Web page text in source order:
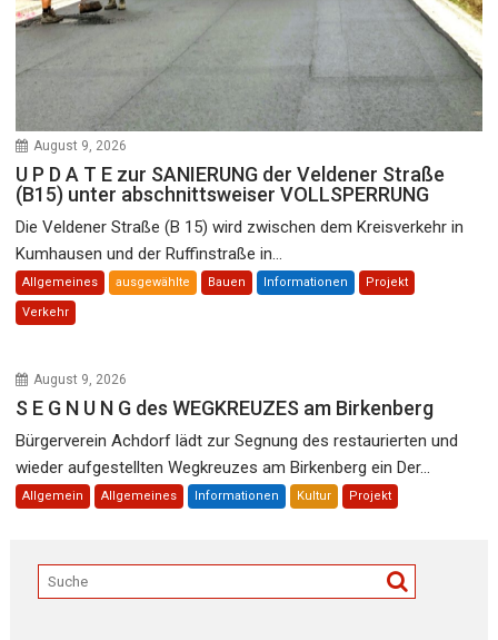
August 9, 2026
U P D A T E zur SANIERUNG der Veldener Straße
(B15) unter abschnittsweiser VOLLSPERRUNG
Die Veldener Straße (B 15) wird zwischen dem Kreisverkehr in
Kumhausen und der Ruffinstraße in...
Allgemeines ausgewählte Bauen Informationen Projekt
Verkehr
August 9, 2026
S E G N U N G des WEGKREUZES am Birkenberg
Bürgerverein Achdorf lädt zur Segnung des restaurierten und
wieder aufgestellten Wegkreuzes am Birkenberg ein Der...
Allgemein Allgemeines Informationen Kultur Projekt